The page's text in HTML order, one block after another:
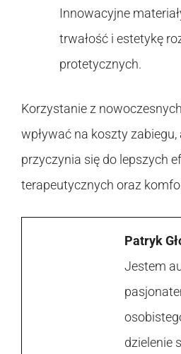
Innowacyjne
trwałość i estetykę
protetycznych.
Korzystanie z
wpływać na koszty zabiegu,
przyczynia się do lepszych
terapeutycznych oraz
Patryk
Jestem
dzielenie